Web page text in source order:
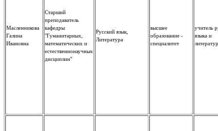
Масленникова
Галина
Ивановна
Старший
преподаватель
кафедры
"Гуманитарных,
математических и
естественнонаучных
дисциплин"
Русский язык,
Литература
высшее
образование -
специалитет
учитель
языка и